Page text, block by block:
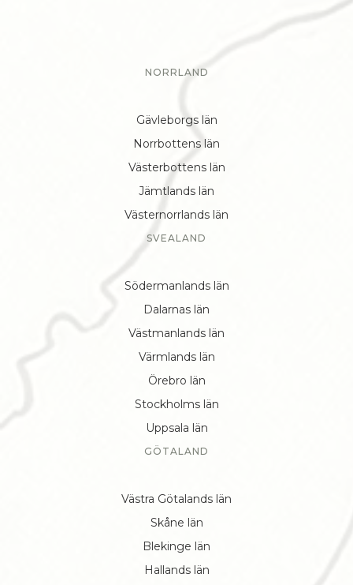
NORRLAND
Gävleborgs län
Norrbottens län
Västerbottens län
Jämtlands län
Västernorrlands län
SVEALAND
Södermanlands län
Dalarnas län
Västmanlands län
Värmlands län
Örebro län
Stockholms län
Uppsala län
GÖTALAND
Västra Götalands län
Skåne län
Blekinge län
Hallands län